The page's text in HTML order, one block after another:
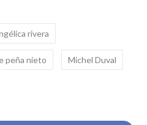
rivera
peña nieto Michel Duval